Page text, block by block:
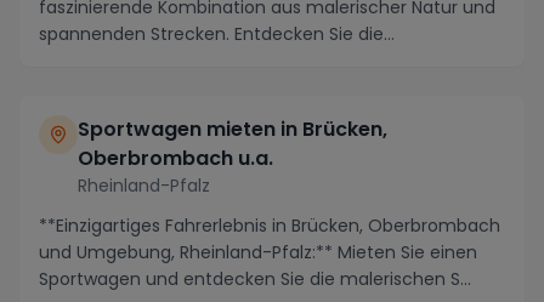
faszinierende Kombination aus malerischer Natur und
spannenden Strecken. Entdecken Sie die
Sportwagen mieten in Brücken,
Oberbrombach u.a.
Rheinland-Pfalz
**Einzigartiges Fahrerlebnis in Brücken, Oberbrombach
und Umgebung, Rheinland-Pfalz:** Mieten Sie einen
Sportwagen und entdecken Sie die malerischen S...